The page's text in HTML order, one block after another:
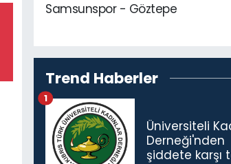
Samsunspor - Göztepe
Trend Haberler
Üniversiteli
Derneği'nden
şiddete karşı
1